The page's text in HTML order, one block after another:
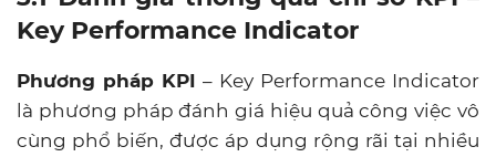
Key Performance Indicator
Phương pháp KPI – Key Performance Indicator
là phương pháp đánh giá hiệu quả công việc vô
cùng phổ biến, được áp dụng rộng rãi tại nhiều